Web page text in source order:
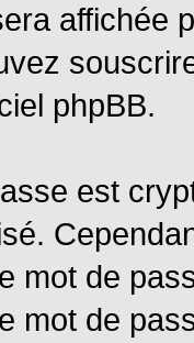
affichée
phpBB.
est
mot de
mot de